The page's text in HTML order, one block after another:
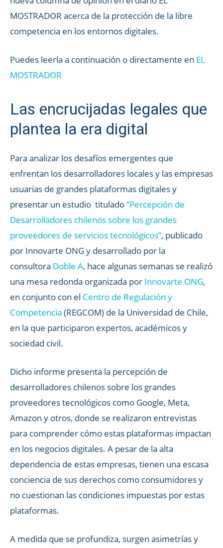
MOSTRADOR acerca de la protección de la libre
competencia en los entornos digitales.
Puedes leerla a continuación o directamente en EL
MOSTRADOR
Las encrucijadas legales que
plantea la era digital
Para analizar los desafíos emergentes que
enfrentan los desarrolladores locales y las empresas
usuarias de grandes plataformas digitales y
presentar un estudio titulado“Percepción de
Desarrolladores chilenos sobre los grandes
proveedores de servicios tecnológicos”, publicado
por Innovarte ONG y desarrollado por la
consultora Doble A, hace algunas semanas se realizó
una mesa redonda organizada por Innovarte ONG,
en conjunto con el Centro de Regulación y
Competencia (REGCOM) de la Universidad de Chile,
en la que participaron expertos, académicos y
sociedad civil.
Dicho informe presenta la percepción de
desarrolladores chilenos sobre los grandes
proveedores tecnológicos como Google, Meta,
Amazon y otros, donde se realizaron entrevistas
para comprender cómo estas plataformas impactan
en los negocios digitales. A pesar de la alta
dependencia de estas empresas, tienen una escasa
conciencia de sus derechos como consumidores y
no cuestionan las condiciones impuestas por estas
plataformas.
A medida que se profundiza, surgen asimetrías y